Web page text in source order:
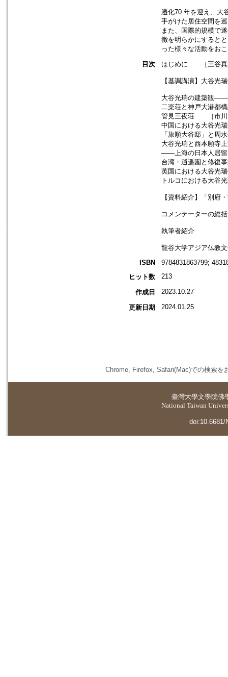
遷化70 年を迎え、大
手がけた居住空間を
また、国際的規模で
徴を明らかにすると
った様々な活動をお
目次
はじめに ［三谷真
【基調講演】大谷
大谷光瑞の建築観
二楽荘と神戸大港
管見三夜荘 ［市川
中国における大谷
「旅順大谷邸」と
大谷光瑞と西本願寺
――上海の日本人居
台湾・逍遥園と修
英国における大谷
トルコにおける大
【資料紹介】「別府
コメンテーターの総
執筆者紹介
龍谷大学アジア仏
ISBN
9784831863799;
ヒット数
213
作成日 2023.10.27
更新日期 2024.01.25
Chrome, Firefox, Safari(Mac)での検索を
臺灣大學文學院佛
National Taiwan
doi:10.6681/